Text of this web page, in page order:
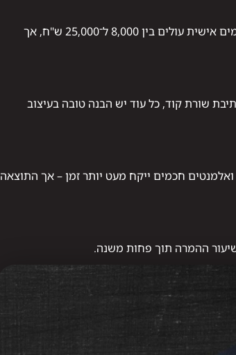
המחיר משתנה לפי היקף הפיתוח, רמת העיצוב והפונקציות. בממוצע, אתרים מותאמים אישית עולים בין 8,000 ל־25,000 ש"ח, אך
שורת קוד, כל עוד יש הבנה טובה בעיצוב
חכמים ייקח מעט יותר זמן – אך התוצאה